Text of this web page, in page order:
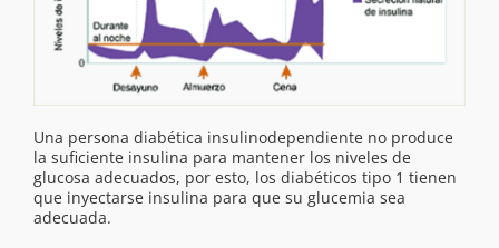
Una persona diabética insulinodependiente no produce
la suficiente insulina para mantener los niveles de
glucosa adecuados, por esto, los diabéticos tipo 1 tienen
que inyectarse insulina para que su glucemia sea
adecuada.